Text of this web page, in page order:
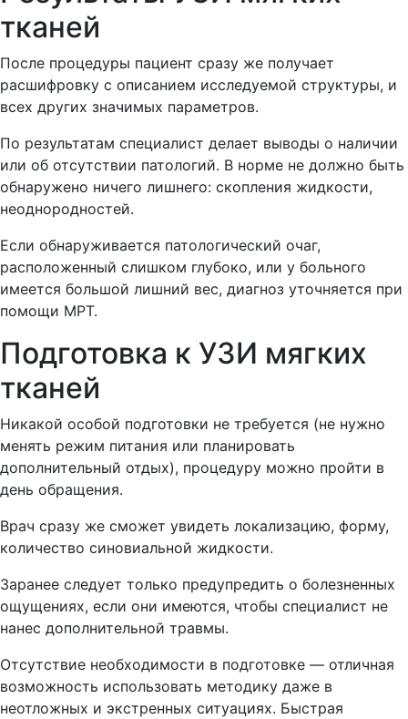
тканей
После процедуры пациент сразу же получает
расшифровку с описанием исследуемой структуры, и
всех других значимых параметров.
По результатам специалист делает выводы о наличии
или об отсутствии патологий. В норме не должно быть
обнаружено ничего лишнего: скопления жидкости,
неоднородностей.
Если обнаруживается патологический очаг,
расположенный слишком глубоко, или у больного
имеется большой лишний вес, диагноз уточняется при
помощи МРТ.
Подготовка к УЗИ мягких
тканей
Никакой особой подготовки не требуется (не нужно
менять режим питания или планировать
дополнительный отдых), процедуру можно пройти в
день обращения.
Врач сразу же сможет увидеть локализацию, форму,
количество синовиальной жидкости.
Заранее следует только предупредить о болезненных
ощущениях, если они имеются, чтобы специалист не
нанес дополнительной травмы.
Отсутствие необходимости в подготовке — отличная
возможность использовать методику даже в
неотложных и экстренных ситуациях. Быстрая